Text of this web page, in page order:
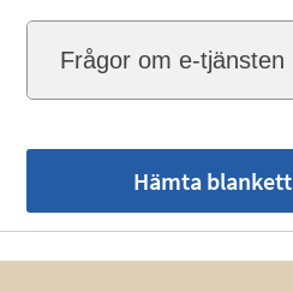
Frågor om e-tjänsten
Hämta blankett